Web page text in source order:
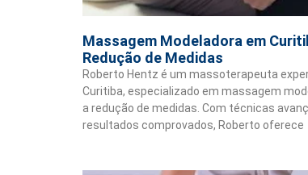
Massagem Modeladora em
Redução de Medidas
Roberto Hentz é um massoterapeuta
Curitiba, especializado em massagem
a redução de medidas. Com técnicas
resultados comprovados, Roberto oferece